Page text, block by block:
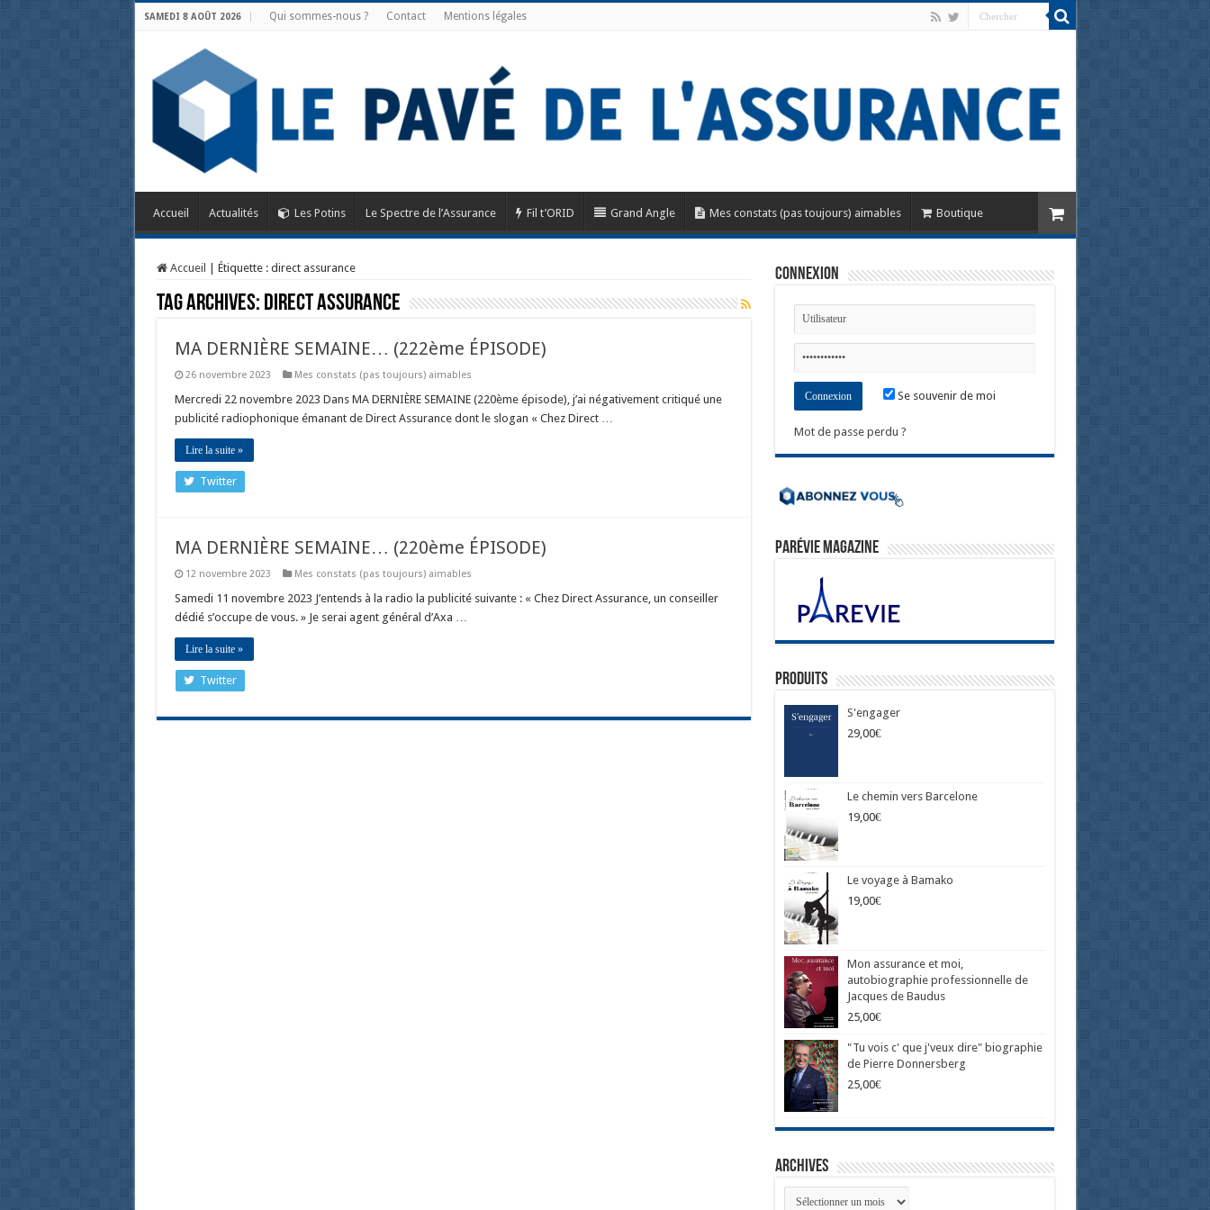
SAMEDI 8 AOÛT 2026 Qui sommes-nous ? Contact Mentions légales
Accueil Actualités Les Potins Le Spectre de l’Assurance Fil t’ORID Grand Angle Mes constats (pas toujours) aimables Boutique
Accueil Étiquette : direct assurance
Tag Archives: direct assurance
MA DERNIÈRE SEMAINE… (222ème ÉPISODE)
26 novembre 2023 Mes constats (pas toujours) aimables
Mercredi 22 novembre 2023 Dans MA DERNIÈRE SEMAINE (220ème épisode), j’ai négativement critiqué une
publicité radiophonique émanant de Direct Assurance dont le slogan « Chez Direct …
Lire la suite »
Twitter
MA DERNIÈRE SEMAINE… (220ème ÉPISODE)
12 novembre 2023 Mes constats (pas toujours) aimables
Samedi 11 novembre 2023 J’entends à la radio la publicité suivante : « Chez Direct Assurance, un conseiller
dédié s’occupe de vous. » Je serai agent général d’Axa …
Lire la suite »
Twitter
Connexion
Se souvenir de moi
Mot de passe perdu ?
ParéVie Magazine
Produits
S'engager
29,00€
Le chemin vers Barcelone
19,00€
Le voyage à Bamako
19,00€
Mon assurance et moi,
autobiographie professionnelle de
Jacques de Baudus
25,00€
"Tu vois c' que j'veux dire" biographie
de Pierre Donnersberg
25,00€
Archives
Archives